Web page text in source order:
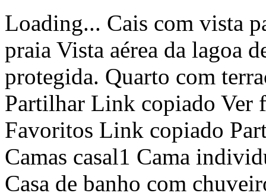
Loading... Cais com vista para a lagoa de Moorea e acesso à praia Vista aérea da lagoa de Moorea. Área marinha protegida. Quarto com terraço privado e vista para a lagoa Partilhar Link copiado Ver fotos Adicionar aos favoritos Favoritos Link copiado Partilhar Avaliação 9 Ocupantes 7 3 Camas casal1 Cama individual 4 3 Quartos de dormir 3 1 Casa de banho com chuveiro1 Casa de banho 2 90 m² 90 m² wifi wifi AlojamentoMapaCondiçõesComentáriosOfertas3 › Polinésia francesa › Îles du-Vent › Moorea › Haapiti › MOOREA - Fare Taina Nui MOOREA - Fare Taina Nui Haapiti - Bungalow Contactar Telefone Telefone desde /noite169 € Datas Datas Adicionar datas Adultos 12345678910111213141516171819202122232425262728293031323334353637383940 1 Crianças Inserir datas € NãO REEMBOLSáVEL € BáSICO Crianças Nº crianças Seleccionar123456 OK Preçopor noites Reservar Contactar Telefone +689-40419782 desde 169 € /noiteDatas Preço Reservar Datas Disponibilidade e preços Alojamento Descrição MOOREA - Fare Taina Nui Fare Taina Nui, será o seu oásis de tranquilidade situado ao longo da magnífica praia de areia branca de Moorea. Este encantador alojamento à beira-mar oferece uma experiência turística incomparável, garantindo umas férias memoráveis em família ou com amigos. Situado numa zona marítima protegida, a lagoa cristalina deste local está repleta de uma incrível diversidade de peixes, oferecendo sessões de snorkeling inesquecíveis para os amantes de vida marinha. A localização idílica é um paraíso para os amantes da natureza e os apaixonados por mergulho. A casa propõe três quartos com ar condicionado, cada um com uma cama de casal confortável e um espaço de arrumação. Além disso, uma cama individual está disponível na sala de estar para acolher um sétimo ocupante. A casa de banho com lavatório e as instalações sanitárias garantem um conforto ótimo para a sua estadia. A cozinha está totalmente equipada com tudo o que precisa para preparar as suas refeições, incluindo um fogão, um frigorífico e uma máquina de café. Desfrute da vida ao ar livre na varanda, oferecendo uma vista deslumbrante sobre a lagoa. A varanda está organizada em dois espaços distintos: um canto de estar para relaxar e um canto de refeições para saborear as suas refeições em total convívio. O acesso à Internet é gratuito através de Wi-Fi, permitindo-lhe manter-se ligado com o mundo exterior enquanto desfruta deste paraíso tropical. No Fare Taina Nui, viverá uma experiência inesquecível de relaxamento, aventura aquática e beleza natural, tornando as suas férias em Moorea num sonho tornado realidade. Venha descobrir o charme deste local excecional e crie memórias que durarão toda uma vida. Pontos-chave: *Quartos com ar condicionado *Localização pés na água *Praia de areia branca *Caiaque disponível *Snorkeling *Jardim privado *Roupa de cama fornecida *Estacionamento no local com 2 lugares *Internet gratuita em wifi Toda a reserva está sujeita obrigatoriamente à aceitação sem restrições das nossas condições gerais de venda visíveis no nosso site REVA Dreams, clicando nas condições gerais. Outros pormenores Ocultar pormenores Distribuição de quartos Quarto 1 1 Cama casal Quarto 2 1 Cama casal Quarto 3 1 Cama casal Espaços comuns 1 Cama individual Características principais Primeira linha de praia Jardim Terraço Acesso Internet Kitchenette (Mista: gás e eléctrica) Frigorífico Microondas Congelador Louça/Talheres Utensílios/Cozinha Máquina de Café Torradeira Quartos de banho 1 Casa de banho com chuveiro 1 Casa de banho Vistas Primeira linha de praia Primeira linha de oceano Mar Jardim Geral 1 Televisão Jardim Mobiliário de jardim Parcela vedada 20 m² de terraço Máquina de lavar roupa Churrasqueira Acesso internet Acesso internet Wifi 90 m² de área 800 m² Parcela Ar-condicionado em todos os quartos Estacionamento ao ar livre no mesmo edifício Estacionamento ao ar livre no mesmo edifício 2 lugares 3 aparelho eléctrico anti-mosquitos 1 ventilador Fotografia Ecoturismo Canoa Acesso à praia Praia Mergulho com snorkel Mergulho Mergulho Terraço / solário À beira-mar Crianças são bem-vindas Chuveiro externo Ver mais Ver menos Mostrar mais características Mostrar menos características Serviços obrigatórios ou incluídos Acesso à internet: Incluído Application fees : 6 % da reserva Limpeza final: 141,62 € /reserva Toalhas: Incluídas Serviços opcionais Bilhete de ferry PPT–MOZ ou MOZ–PPT (VAEARA'I) - Adulto residente PF - Ida: 10,06 € /pessoa Bilhete de ferry PPT–MOZ ou